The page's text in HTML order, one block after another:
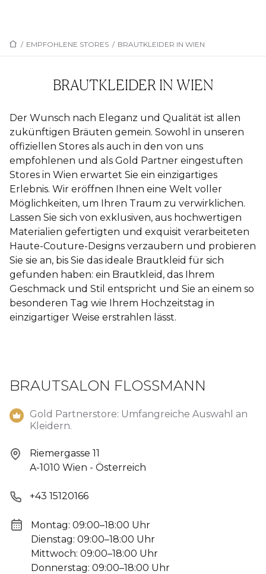
/ EMPFOHLENE STORES / BRAUTKLEIDER IN WIEN
BRAUTKLEIDER IN WIEN
Der Wunsch nach Eleganz und Qualität ist allen
zukünftigen Bräuten gemein. Sowohl in unseren
offiziellen Stores als auch in den von uns
empfohlenen und als Gold Partner eingestuften
Stores in Wien erwartet Sie ein einzigartiges
Erlebnis. Wir eröffnen Ihnen eine Welt voller
Möglichkeiten, um Ihren Traum zu verwirklichen.
Lassen Sie sich von exklusiven, aus hochwertigen
Materialien gefertigten und exquisit verarbeiteten
Haute-Couture-Designs verzaubern und probieren
Sie sie an, bis Sie das ideale Brautkleid für sich
gefunden haben: ein Brautkleid, das Ihrem
Geschmack und Stil entspricht und Sie an einem so
besonderen Tag wie Ihrem Hochzeitstag in
einzigartiger Weise erstrahlen lässt.
BRAUTSALON FLOSSMANN
Gold Partnerstore: Umfangreiche Auswahl an
Kleidern.
Riemergasse 11
A-1010 Wien - Österreich
+43 15120166
Montag: 09:00–18:00 Uhr
Dienstag: 09:00–18:00 Uhr
Mittwoch: 09:00–18:00 Uhr
Donnerstag: 09:00–18:00 Uhr